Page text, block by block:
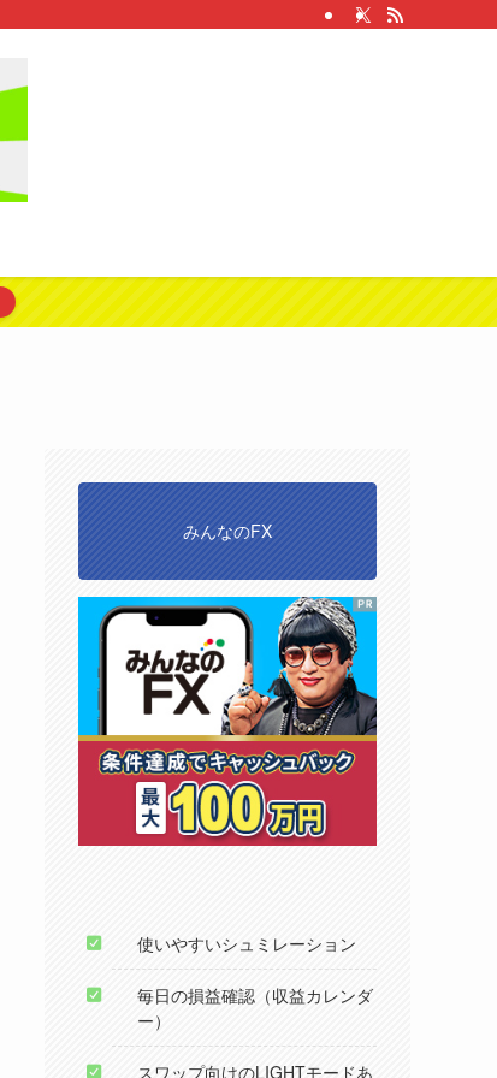
みんなのFX
使いやすいシュミレーション
毎日の損益確認（収益カレンダ
ー）
スワップ向けのLIGHTモードあ